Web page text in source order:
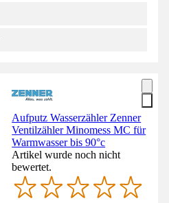
Aufputz Wasserzähler Zenner
Ventilzähler Minomess MC für
Warmwasser bis 90°c
Artikel wurde noch nicht
bewertet.